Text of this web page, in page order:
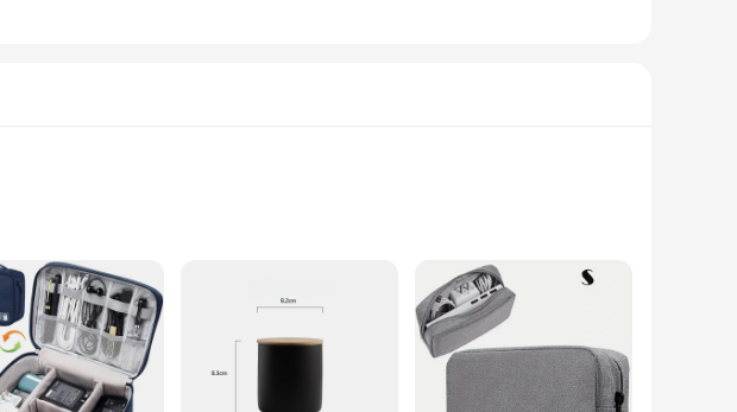
maintaining an organised and aesthetically pleasing environment. Made from high-
and store in various locations. Its sleek and modern design blends seamlessly with